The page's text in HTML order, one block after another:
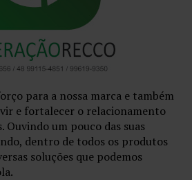
para a nossa marca e também
e fortalecer o relacionamento
Ouvindo um pouco das suas
dentro de todos os produtos
soluções que podemos